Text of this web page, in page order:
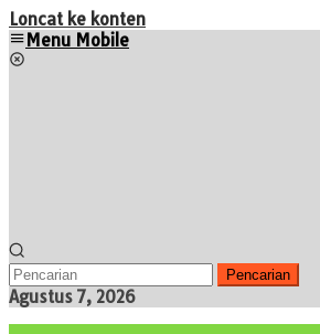
Loncat ke konten
Menu Mobile
Pencarian
Agustus 7, 2026